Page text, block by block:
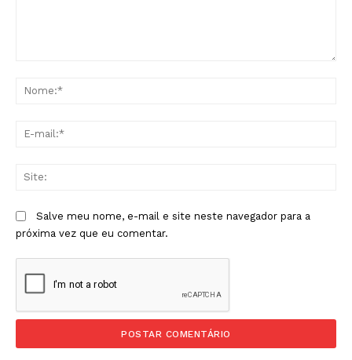
Salve meu nome, e-mail e site neste navegador para a
próxima vez que eu comentar.